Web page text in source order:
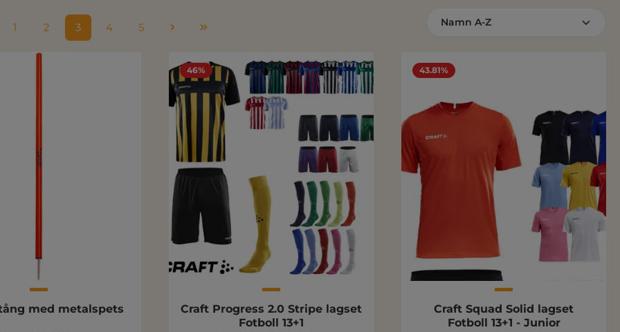
Sida
1 Sida
2 Sida
3 Sida
4 Sida
5
med metalspets
46%
Craft Progress 2.0 Stripe lagset
Fotboll 13+1
43.81%
Craft Squad Solid lagset
Fotboll 13+1 - Junior